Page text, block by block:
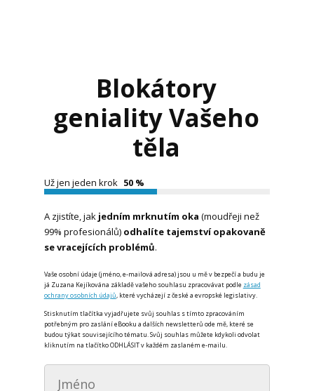
Blokátory
geniality Vašeho
těla
Už jen jeden krok 50 %
A zjistíte, jak jedním mrknutím oka (moudřeji než
99% profesionálů) odhalíte tajemstvíopakovaně
se vracejících problémů.
Vaše osobní údaje (jméno, e-mailová adresa) jsou u mě v bezpečí a budu je
já Zuzana Kejíkována základě vašeho souhlasu zpracovávat podle zásad
ochrany osobních údajů, které vycházejí z české a evropské legislativy.
Stisknutím tlačítka vyjadřujete svůj souhlas s tímto zpracováním
potřebným pro zaslání eBooku a dalších newsletterů ode mě, které se
budou týkat souvisejícího tématu. Svůj souhlas můžete kdykoli odvolat
kliknutím na tlačítko ODHLÁSIT v každém zaslaném e-mailu.